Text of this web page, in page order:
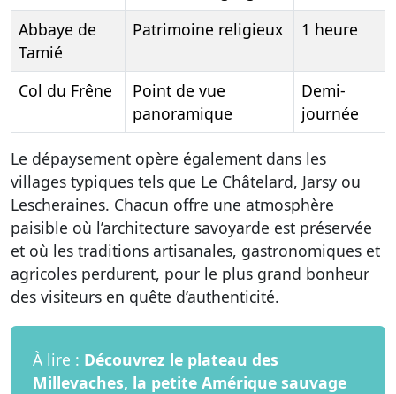
Abbaye de
Tamié
Patrimoine religieux 1 heure
Col du Frêne
Point de vue
panoramique
Demi-
journée
Le dépaysement opère également dans les
villages typiques tels que Le Châtelard, Jarsy ou
Lescheraines. Chacun offre une atmosphère
paisible où l’architecture savoyarde est préservée
et où les traditions artisanales, gastronomiques et
agricoles perdurent, pour le plus grand bonheur
des visiteurs en quête d’authenticité.
À lire : Découvrez le plateau des
Millevaches, la petite Amérique sauvage